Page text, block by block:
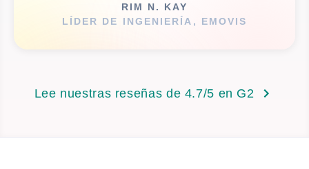
RIM N. KAY
LÍDER DE INGENIERÍA, EMOVIS
Lee nuestras reseñas de 4.7/5 en G2